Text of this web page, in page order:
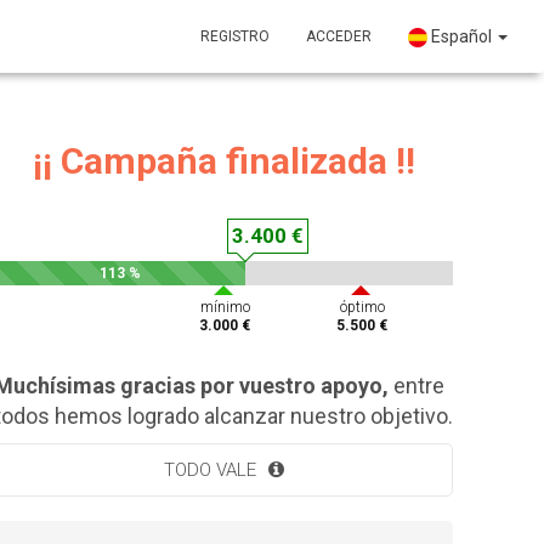
REGISTRO ACCEDER Español
¡¡ Campaña finalizada !!
3.400 €
113 %
mínimo
3.000 €
óptimo
5.500 €
gracias por vuestro apoyo, entre
hemos logrado alcanzar nuestro objetivo.
TODO VALE